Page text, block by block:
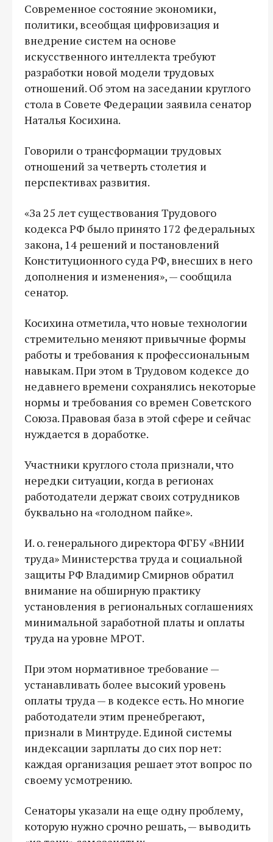
Современное состояние экономики,
политики, всеобщая цифровизация и
внедрение систем на основе
искусственного интеллекта требуют
разработки новой модели трудовых
отношений. Об этом на заседании круглого
стола в Совете Федерации заявила сенатор
Наталья Косихина.
Говорили о трансформации трудовых
отношений за четверть столетия и
перспективах развития.
«За 25 лет существования Трудового
кодекса РФ было принято 172 федеральных
закона, 14 решений и постановлений
Конституционного суда РФ, внесших в него
дополнения и изменения», — сообщила
сенатор.
Косихина отметила, что новые технологии
стремительно меняют привычные формы
работы и требования к профессиональным
навыкам. При этом в Трудовом кодексе до
недавнего времени сохранялись некоторые
нормы и требования со времен Советского
Союза. Правовая база в этой сфере и сейчас
нуждается в доработке.
Участники круглого стола признали, что
нередки ситуации, когда в регионах
работодатели держат своих сотрудников
буквально на «голодном пайке».
И. о. генерального директора ФГБУ «ВНИИ
труда» Министерства труда и социальной
защиты РФ Владимир Смирнов обратил
внимание на обширную практику
установления в региональных соглашениях
минимальной заработной платы и оплаты
труда на уровне МРОТ.
При этом нормативное требование —
устанавливать более высокий уровень
оплаты труда — в кодексе есть. Но многие
работодатели этим пренебрегают,
признали в Минтруде. Единой системы
индексации зарплаты до сих пор нет:
каждая организация решает этот вопрос по
своему усмотрению.
Сенаторы указали на еще одну проблему,
которую нужно срочно решать, — выводить